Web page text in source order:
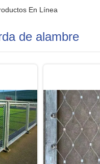
En Línea
de alambre